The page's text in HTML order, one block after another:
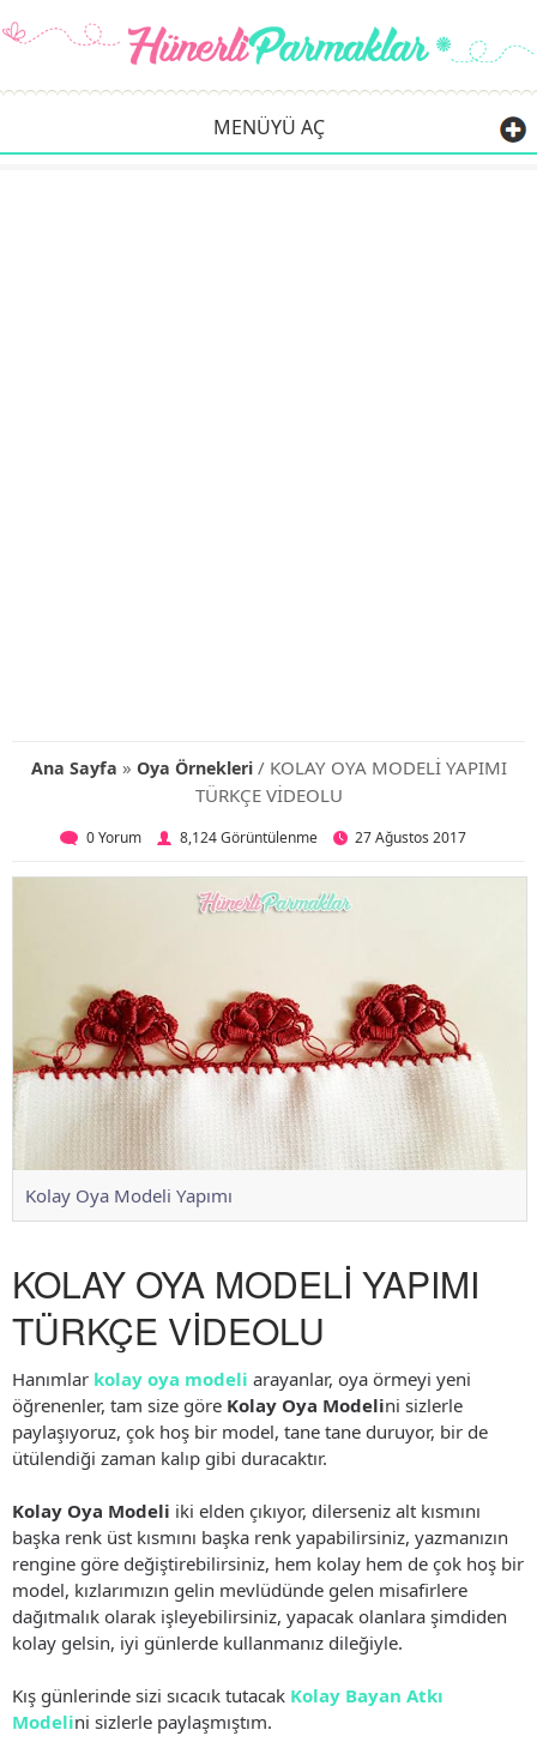
MENÜYÜ AÇ
Ana Sayfa » Oya Örnekleri/ KOLAY OYA MODELİ YAPIMI
TÜRKÇE VİDEOLU
0 Yorum 8,124 Görüntülenme 27 Ağustos 2017
Kolay Oya Modeli Yapımı
KOLAY OYA MODELİ YAPIMI
TÜRKÇE VİDEOLU
Hanımlar kolay oya modeli arayanlar, oya örmeyi yeni
öğrenenler, tam size göre Kolay Oya Modelini sizlerle
paylaşıyoruz, çok hoş bir model, tane tane duruyor, bir de
ütülendiği zaman kalıp gibi duracaktır.
Kolay Oya Modeli iki elden çıkıyor, dilerseniz alt kısmını
başka renk üst kısmını başka renk yapabilirsiniz, yazmanızın
rengine göre değiştirebilirsiniz, hem kolay hem de çok hoş bir
model, kızlarımızın gelin mevlüdünde gelen misafirlere
dağıtmalık olarak işleyebilirsiniz, yapacak olanlara şimdiden
kolay gelsin, iyi günlerde kullanmanız dileğiyle.
Kış günlerinde sizi sıcacık tutacak Kolay Bayan Atkı
Modelini sizlerle paylaşmıştım.